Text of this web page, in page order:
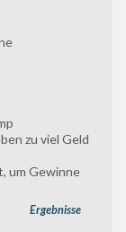
zu viel Geld
um Gewinne
Ergebnisse